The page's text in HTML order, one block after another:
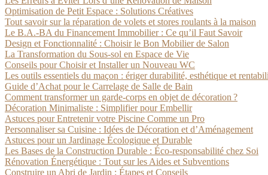
Optimisation de Petit Espace : Solutions Créatives
Tout savoir sur la réparation de volets et stores roulants à la maison
Le B.A.-BA du Financement Immobilier : Ce qu’il Faut Savoir
Design et Fonctionnalité : Choisir le Bon Mobilier de Salon
La Transformation du Sous-sol en Espace de Vie
Conseils pour Choisir et Installer un Nouveau WC
Les outils essentiels du maçon : ériger durabilité, esthétique et
Guide d’Achat pour le Carrelage de Salle de Bain
Comment transformer un garde-corps en objet de décoration ?
Décoration Minimaliste : Simplifier pour Embellir
Astuces pour Entretenir votre Piscine Comme un Pro
Personnaliser sa Cuisine : Idées de Décoration et d’Aménagement
Astuces pour un Jardinage Écologique et Durable
Les Bases de la Construction Durable : Éco-responsabilité chez Soi
Rénovation Énergétique : Tout sur les Aides et Subventions
Construire un Abri de Jardin : Étapes et Conseils